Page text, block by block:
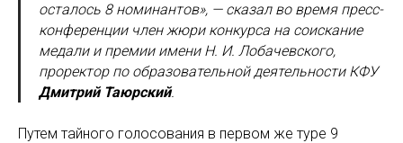
осталось 8 номинантов», — сказал во время пресс-
конференции член жюри конкурса на соискание
медали и премии имени Н. И. Лобачевского,
проректор по образовательной деятельности КФУ
Дмитрий Таюрский.
Путем тайного голосования в первом же туре 9